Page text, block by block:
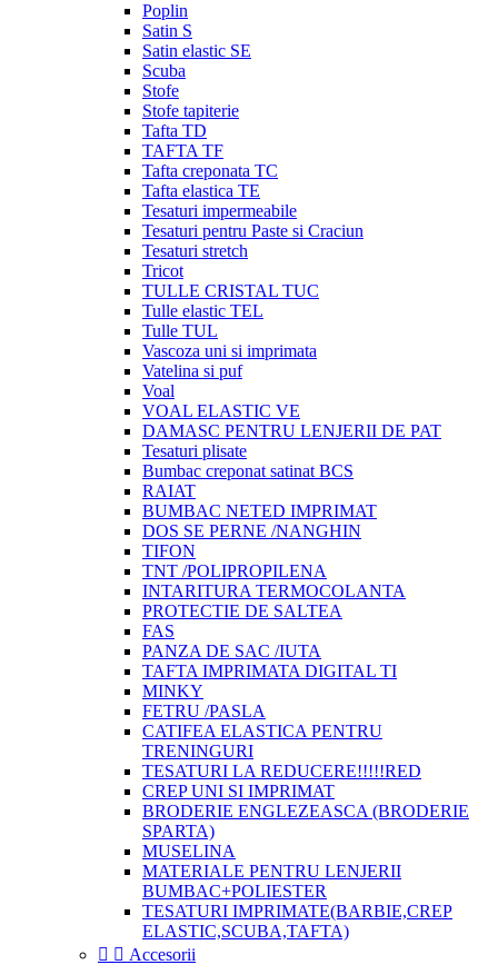
Poplin
Satin S
Satin elastic SE
Scuba
Stofe
Stofe tapiterie
Tafta TD
TAFTA TF
Tafta creponata TC
Tafta elastica TE
Tesaturi impermeabile
Tesaturi pentru Paste si Craciun
Tesaturi stretch
Tricot
TULLE CRISTAL TUC
Tulle elastic TEL
Tulle TUL
Vascoza uni si imprimata
Vatelina si puf
Voal
VOAL ELASTIC VE
DAMASC PENTRU LENJERII DE PAT
Tesaturi plisate
Bumbac creponat satinat BCS
RAIAT
BUMBAC NETED IMPRIMAT
DOS SE PERNE /NANGHIN
TIFON
TNT /POLIPROPILENA
INTARITURA TERMOCOLANTA
PROTECTIE DE SALTEA
FAS
PANZA DE SAC /IUTA
TAFTA IMPRIMATA DIGITAL TI
MINKY
FETRU /PASLA
CATIFEA ELASTICA PENTRU
TRENINGURI
TESATURI LA REDUCERE!!!!!RED
CREP UNI SI IMPRIMAT
BRODERIE ENGLEZEASCA (BRODERIE
SPARTA)
MUSELINA
MATERIALE PENTRU LENJERII
BUMBAC+POLIESTER
TESATURI IMPRIMATE(BARBIE,CREP
ELASTIC,SCUBA,TAFTA)
  Accesorii